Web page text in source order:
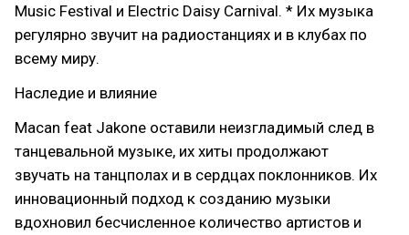
Music Festival и Electric Daisy Carnival. * Их музыка
регулярно звучит на радиостанциях и в клубах по
всему миру.
Наследие и влияние
Macan feat Jakone оставили неизгладимый след в
танцевальной музыке, их хиты продолжают
звучать на танцполах и в сердцах поклонников. Их
инновационный подход к созданию музыки
вдохновил бесчисленное количество артистов и